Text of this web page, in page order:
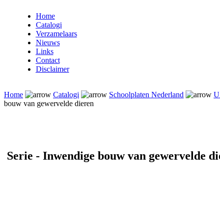
Home
Catalogi
Verzamelaars
Nieuws
Links
Contact
Disclaimer
Home Catalogi Schoolplaten Nederland
bouw van gewervelde dieren
Serie - Inwendige bouw van gewervelde